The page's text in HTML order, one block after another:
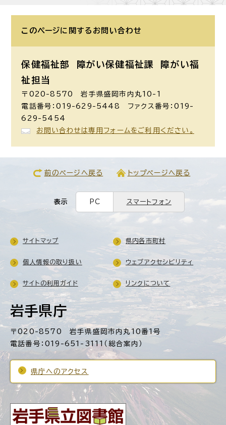
このページに関する お問い合わせ
保健福祉部 障がい保健福祉課
障がい福
祉担当
〒020-8570 岩手県盛岡市内丸10-1
電話番号：019-629-5448 ファクス番号：019-
629-5454
お問い合わせは専用フォームをご利用ください。
前のページへ戻る トップページへ戻る
表示 PC スマートフォン
岩手県庁
〒020-8570 岩手県盛岡市内丸10番1号
電話番号：019-651-3111（総合案内）
県庁へのアクセス
サイトマップ 県内各市町村
個人情報の取り扱い ウェブアクセシビリティ
サイトの利用ガイド リンクについて